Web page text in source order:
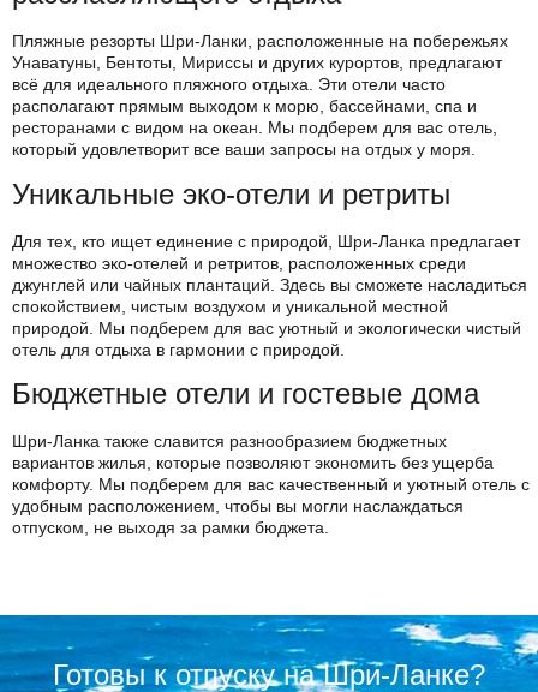
Пляжные резорты Шри-Ланки, расположенные на побережьях
Унаватуны, Бентоты, Мириссы и других курортов, предлагают
всё для идеального пляжного отдыха. Эти отели часто
располагают прямым выходом к морю, бассейнами, спа и
ресторанами с видом на океан. Мы подберем для вас отель,
который удовлетворит все ваши запросы на отдых у моря.
Уникальные эко-отели и ретриты
Для тех, кто ищет единение с природой, Шри-Ланка предлагает
множество эко-отелей и ретритов, расположенных среди
джунглей или чайных плантаций. Здесь вы сможете насладиться
спокойствием, чистым воздухом и уникальной местной
природой. Мы подберем для вас уютный и экологически чистый
отель для отдыха в гармонии с природой.
Бюджетные отели и гостевые дома
Шри-Ланка также славится разнообразием бюджетных
вариантов жилья, которые позволяют экономить без ущерба
комфорту. Мы подберем для вас качественный и уютный отель с
удобным расположением, чтобы вы могли наслаждаться
отпуском, не выходя за рамки бюджета.
Готовы к отпуску на Шри-Ланке?